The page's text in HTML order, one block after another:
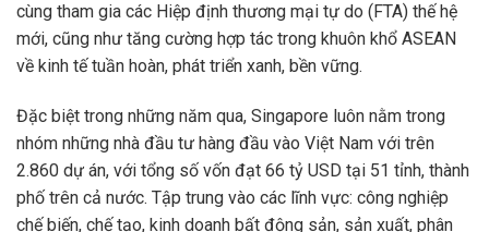
cùng tham gia các Hiệp định thương mại tự do (FTA) thế hệ
mới, cũng như tăng cường hợp tác trong khuôn khổ ASEAN
về kinh tế tuần hoàn, phát triển xanh, bền vững.
Đặc biệt trong những năm qua, Singapore luôn nằm trong
nhóm những nhà đầu tư hàng đầu vào Việt Nam với trên
2.860 dự án, với tổng số vốn đạt 66 tỷ USD tại 51 tỉnh, thành
phố trên cả nước. Tập trung vào các lĩnh vực: công nghiệp
chế biến, chế tạo, kinh doanh bất động sản, sản xuất, phân